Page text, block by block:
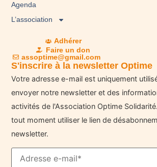
Agenda
L’association
Adhérer
Faire un don
assoptime@gmail.com
S'inscrire à la newsletter Optime
Votre adresse e-mail est uniquement
envoyer notre newsletter et des
activités de l'Association Optime
tout moment utiliser le lien de
newsletter.